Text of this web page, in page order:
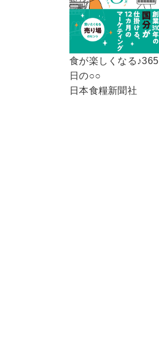
食が楽しくなる♪365
日の○○
日本食糧新聞社